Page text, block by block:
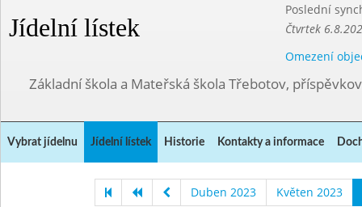
Jídelní lístek
Poslední
Čtvrtek
Omezení
Základní škola a Mateřská škola Třebotov,
Vybrat jídelnu Jídelní lístek Historie Kontakty a informace
Duben 2023 Květen 2023